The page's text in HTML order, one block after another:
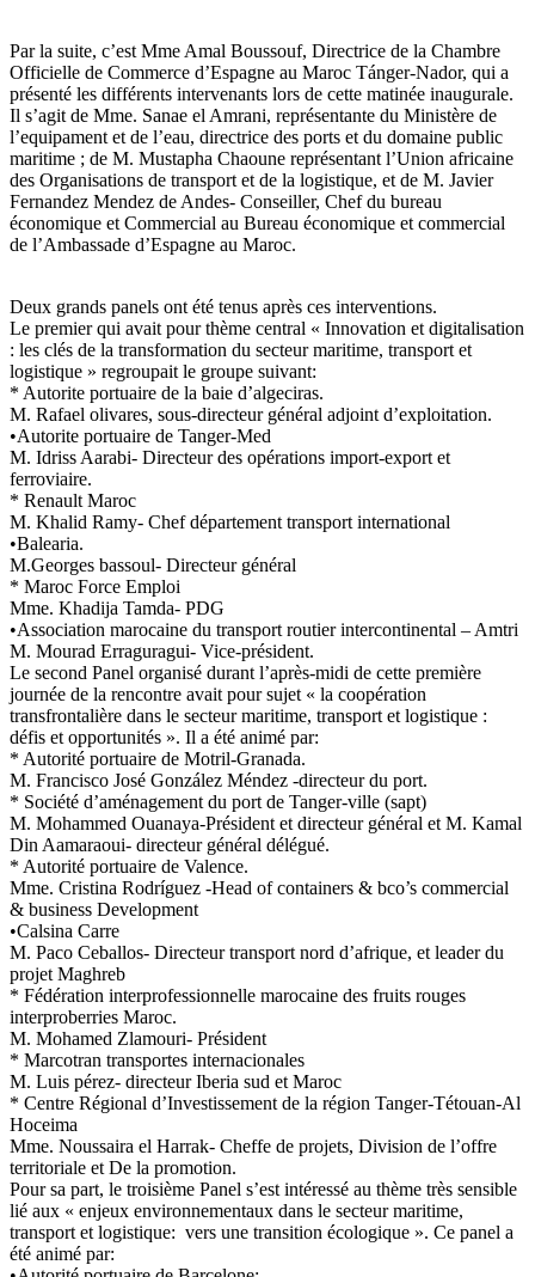
Par la suite, c’est Mme Amal Boussouf, Directrice de la Chambre
Officielle de Commerce d’Espagne au Maroc Tánger-Nador, qui a
présenté les différents intervenants lors de cette matinée inaugurale.
Il s’agit de Mme. Sanae el Amrani, représentante du Ministère de
l’equipament et de l’eau, directrice des ports et du domaine public
maritime ; de M. Mustapha Chaoune représentant l’Union africaine
des Organisations de transport et de la logistique, et de M. Javier
Fernandez Mendez de Andes- Conseiller, Chef du bureau
économique et Commercial au Bureau économique et commercial
de l’Ambassade d’Espagne au Maroc.
Deux grands panels ont été tenus après ces interventions.
Le premier qui avait pour thème central « Innovation et digitalisation
: les clés de la transformation du secteur maritime, transport et
logistique » regroupait le groupe suivant:
* Autorite portuaire de la baie d’algeciras.
M. Rafael olivares, sous-directeur général adjoint d’exploitation.
•Autorite portuaire de Tanger-Med
M. Idriss Aarabi- Directeur des opérations import-export et
ferroviaire.
* Renault Maroc
M. Khalid Ramy- Chef département transport international
•Balearia.
M.Georges bassoul- Directeur général
* Maroc Force Emploi
Mme. Khadija Tamda- PDG
•Association marocaine du transport routier intercontinental – Amtri
M. Mourad Erraguragui- Vice-président.
Le second Panel organisé durant l’après-midi de cette première
journée de la rencontre avait pour sujet « la coopération
transfrontalière dans le secteur maritime, transport et logistique :
défis et opportunités ». Il a été animé par:
* Autorité portuaire de Motril-Granada.
M. Francisco José González Méndez -directeur du port.
* Société d’aménagement du port de Tanger-ville (sapt)
M. Mohammed Ouanaya-Président et directeur général et M. Kamal
Din Aamaraoui- directeur général délégué.
* Autorité portuaire de Valence.
Mme. Cristina Rodríguez -Head of containers & bco’s commercial
& business Development
•Calsina Carre
M. Paco Ceballos- Directeur transport nord d’afrique, et leader du
projet Maghreb
* Fédération interprofessionnelle marocaine des fruits rouges
interproberries Maroc.
M. Mohamed Zlamouri- Président
* Marcotran transportes internacionales
M. Luis pérez- directeur Iberia sud et Maroc
* Centre Régional d’Investissement de la région Tanger-Tétouan-Al
Hoceima
Mme. Noussaira el Harrak- Cheffe de projets, Division de l’offre
territoriale et De la promotion.
Pour sa part, le troisième Panel s’est intéressé au thème très sensible
lié aux « enjeux environnementaux dans le secteur maritime,
transport et logistique: vers une transition écologique ». Ce panel a
été animé par: